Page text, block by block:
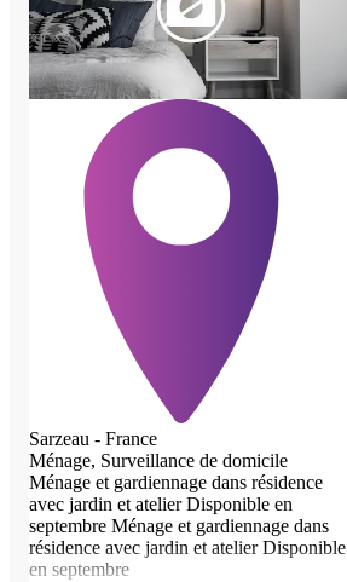
Sarzeau - France
Ménage, Surveillance de domicile
Ménage et gardiennage dans résidence
avec jardin et atelier Disponible en
septembre Ménage et gardiennage dans
résidence avec jardin et atelier Disponible
en septembre